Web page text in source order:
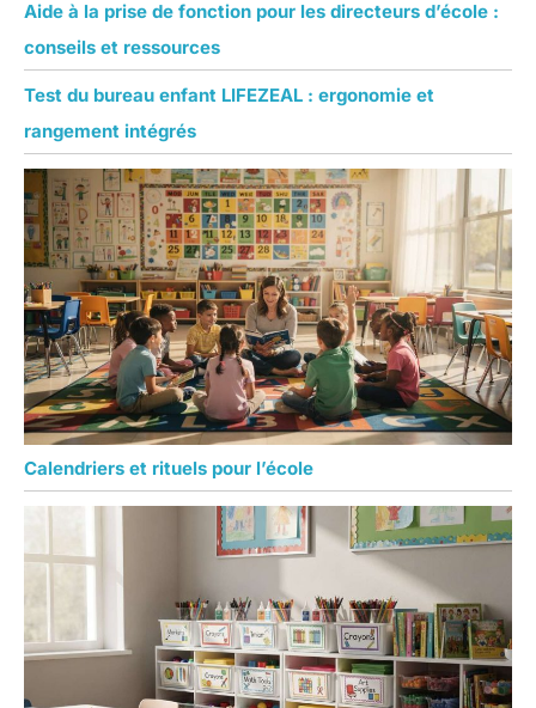
Aide à la prise de fonction pour les directeurs d’école :
conseils et ressources
Test du bureau enfant LIFEZEAL : ergonomie et
rangement intégrés
Calendriers et rituels pour l’école